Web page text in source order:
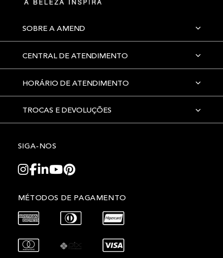
SOBRE A AMEND
CENTRAL DE ATENDIMENTO
HORÁRIO DE ATENDIMENTO
TROCAS E DEVOLUÇÕES
SIGA-NOS
MÉTODOS DE PAGAMENTO